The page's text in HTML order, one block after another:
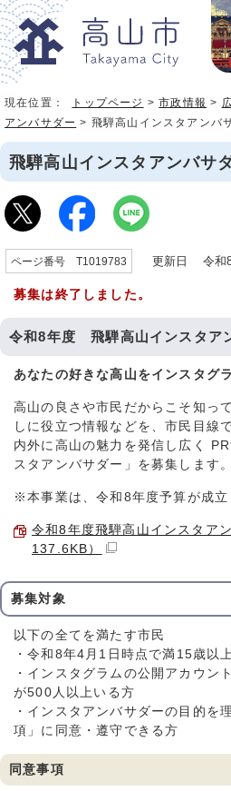
現在位置： トップページ >市政情報 >
アンバサダー > 飛騨高山インスタアンバ
飛騨高山インスタアンバサ
ページ番号 T1019783 更新日 令和8
募集は終了しました。
令和8年度 飛騨高山インスタア
あなたの好きな高山をインスタグ
高山の良さや市民だからこそ知っ
しに役立つ情報などを、市民目線
内外に高山の魅力を発信し広く
スタアンバサダー」を募集します。
※本事業は、令和8年度予算が成立
令和8年度飛騨高山インスタア
137.6KB）
募集対象
以下の全てを満たす市民
・令和8年4月1日時点で満15歳以
・インスタグラムの公開アカウン
が500人以上いる方
・インスタアンバサダーの目的を
項」に同意・遵守できる方
同意事項